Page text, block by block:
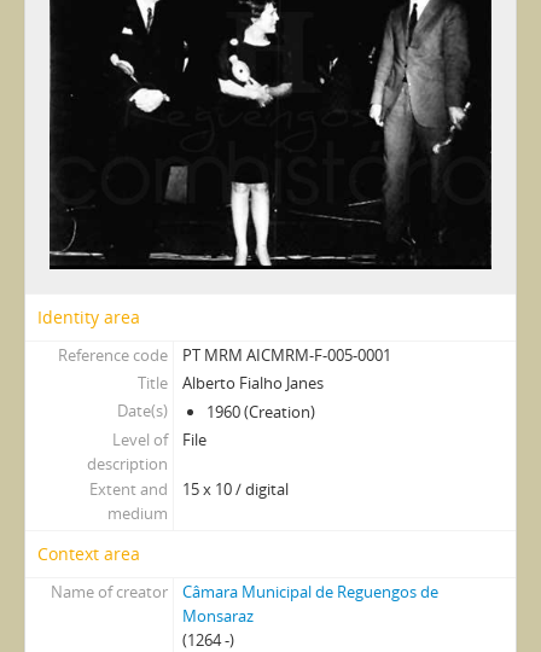
Identity area
Reference code
PT MRM AICMRM-F-005-0001
Title
Alberto Fialho Janes
Date(s)
1960 (Creation)
Level of
description
File
Extent and
medium
15 x 10 / digital
Context area
Name of creator
Câmara Municipal de Reguengos de
Monsaraz
(1264 -)